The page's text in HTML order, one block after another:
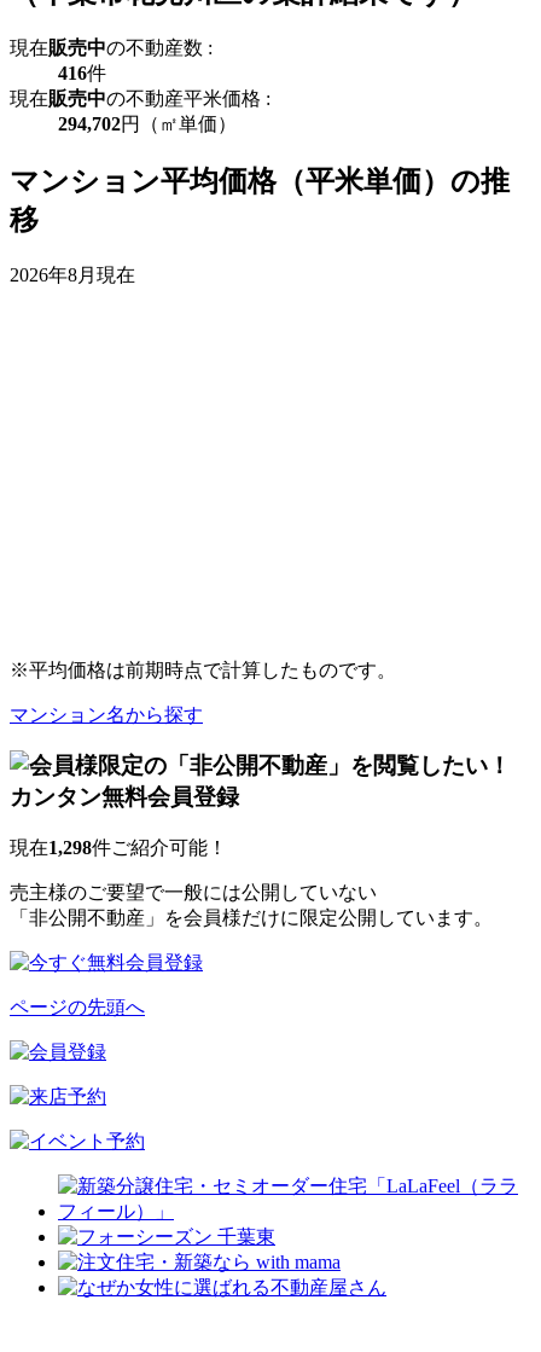
現在販売中の不動産数 :
416件
現在販売中の不動産平米価格 :
294,702円（㎡単価）
マンション平均価格（平米単価）の推
移
2026年8月現在
※平均価格は前期時点で計算したものです。
マンション名から探す
現在1,298件ご紹介可能！
売主様のご要望で一般には公開していない
「非公開不動産」を会員様だけに限定公開しています。
ページの先頭へ